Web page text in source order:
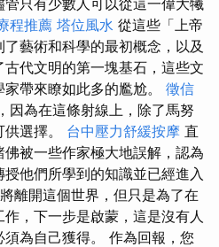
程推薦 塔位風水 從這些「上帝
藝術和科學的最初概念，以及
代文明的第一塊基石，這些文
帶來瞭如此多的尷尬。 徵信
因為在這條射線上，除了馬努
選擇。 台中壓力舒緩按摩 直
被一些作家極大地誤解，認為
他們所學到的知識並已經進入
離開這個世界，但只是為了在
，下一步是啟蒙，這是沒有人
為自己獲得。 作為回報，您